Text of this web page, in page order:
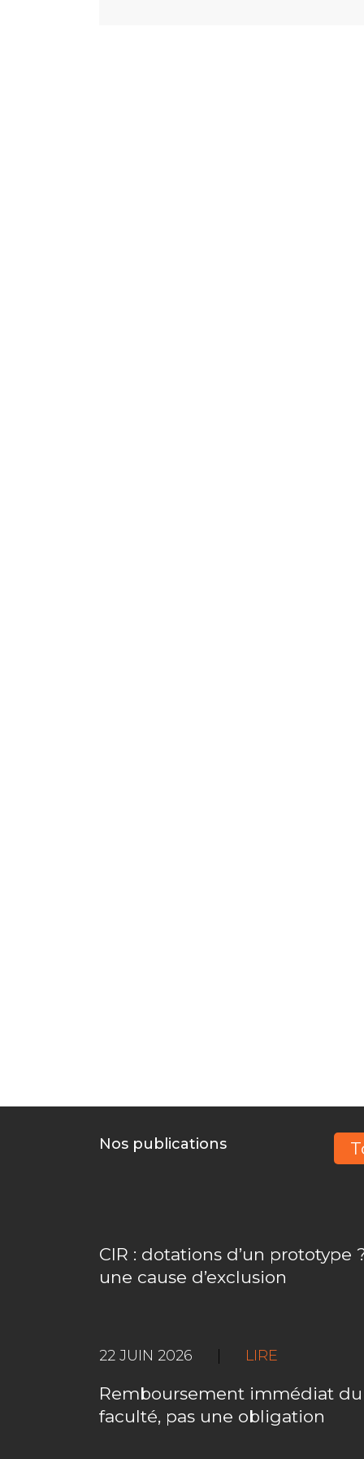
Nos publications
CIR : dotations d’un prototype
une cause d’exclusion
22 JUIN 2026 | LIRE
Remboursement immédiat du
faculté, pas une obligation